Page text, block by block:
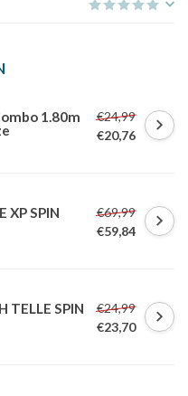
1.80m
€24,99
€20,76
XP SPIN
€69,99
€59,84
TELLE SPIN
€24,99
€23,70